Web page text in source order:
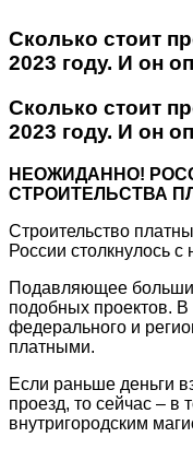
Сколько стоит
2023 году. И он
Сколько стоит
2023 году. И он
НЕОЖИДАННО!
СТРОИТЕЛЬСТВА
Строительство
России столкнулось
Подавляющее
подобных проектов.
федерального и
платными.
Если раньше деньги
проезд, то сейчас – в
внутригородским